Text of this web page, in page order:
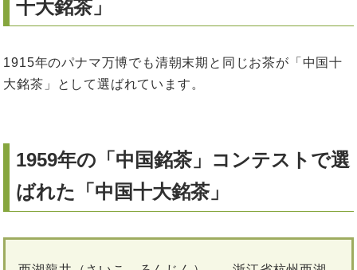
十大銘茶」
1915年のパナマ万博でも清朝末期と同じお茶が「中国十
大銘茶」として選ばれています。
1959年の「中国銘茶」コンテストで選
ばれた「中国十大銘茶」